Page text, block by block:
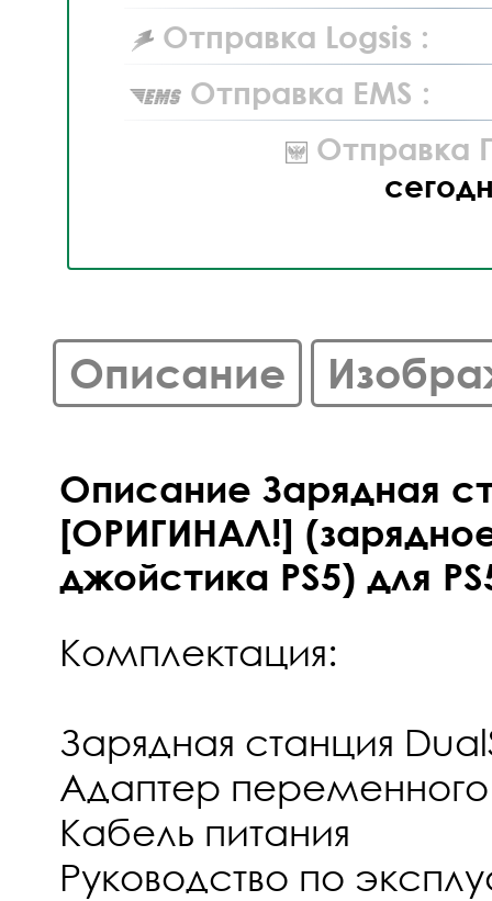
Отправка Logsis :
Отправка EMS :
Отправка
Описание
Описание Зарядная
[ОРИГИНАЛ!]
джойстика PS5) для
Комплектация:
Зарядная станция
Адаптер переменного
Кабель питания
Руководство по